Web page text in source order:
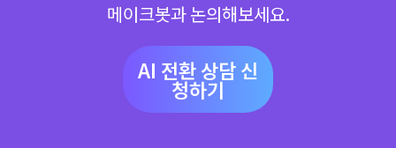
메이크봇과 논의해보세요.
AI 전환 상담 신
청하기